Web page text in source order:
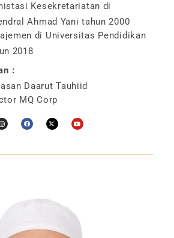
Kesekretariatan di
Ahmad Yani tahun 2000
di Universitas Pendidikan
2018
:
Daarut Tauhiid
MQ Corp